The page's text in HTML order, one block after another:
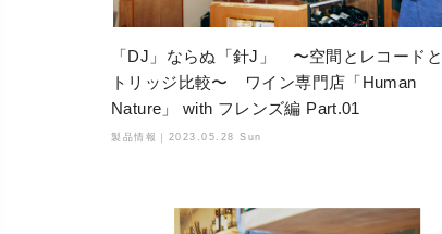
「DJ」ならぬ「針J」 〜空間とレコード
トリッジ比較〜 ワイン専門店「Human
Nature」 with フレンズ編 Part.01
製品情報｜ 2023.05.28 Sun